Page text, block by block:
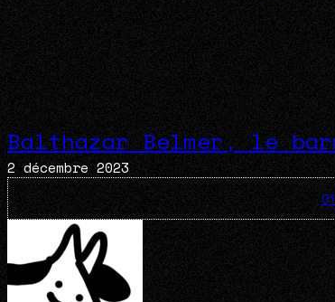
Balthazar Belmer, le
2 décembre 2023